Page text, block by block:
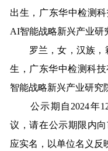
出生，广东华中检测
AI智能战略新兴产业研
罗兰，女，汉族，籍
生，广东华中检测科
智能战略新兴产业研究
公示期自2024年12
议，请在公示期限内
应实名，以单位名义反